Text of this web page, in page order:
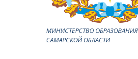
МИНИСТЕРСТВО ОБРАЗОВАНИЯ
САМАРСКОЙ ОБЛАСТИ